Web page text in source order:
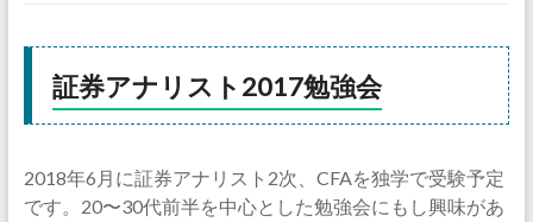
証券アナリスト2017勉強会
2018年6月に証券アナリスト2次、CFAを独学で受験予定
です。20〜30代前半を中心とした勉強会にもし興味があ